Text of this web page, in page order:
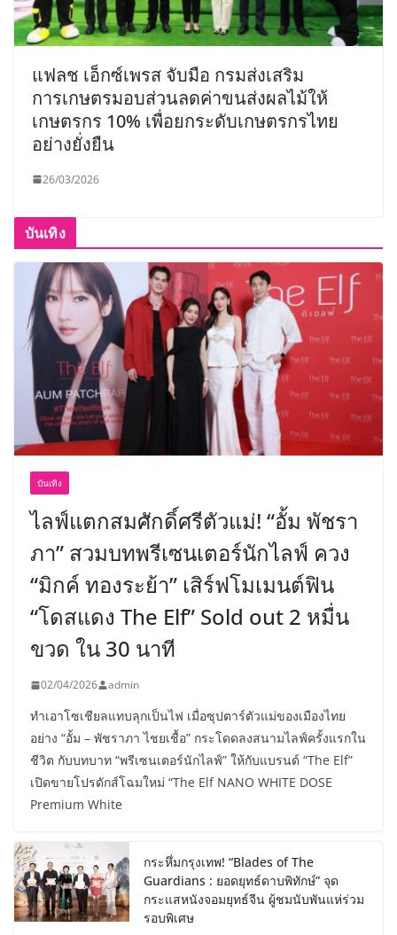
แฟลช เอ็กซ์เพรส จับมือ กรมส่งเสริม
การเกษตรมอบส่วนลดค่าขนส่งผลไม้ให้
เกษตรกร 10% เพื่อยกระดับเกษตรกรไทย
อย่างยั่งยืน
26/03/2026
บันเทิง
บันเทิง
ไลฟ์แตกสมศักดิ์ศรีตัวแม่! “อั้ม พัชรา
ภา” สวมบทพรีเซนเตอร์นักไลฟ์ ควง
“มิกค์ ทองระย้า” เสิร์ฟโมเมนต์ฟิน
“โดสแดง The Elf” Sold out 2 หมื่น
ขวด ใน 30 นาที
02/04/2026 admin
ทำเอาโซเชียลแทบลุกเป็นไฟ เมื่อซุปตาร์ตัวแม่ของเมืองไทย
อย่าง “อั้ม – พัชราภา ไชยเชื้อ” กระโดดลงสนามไลฟ์ครั้งแรกใน
ชีวิต กับบทบาท “พรีเซนเตอร์นักไลฟ์” ให้กับแบรนด์ “The Elf”
เปิดขายโปรดักส์โฉมใหม่ “The Elf NANO WHITE DOSE
Premium White
กระหึ่มกรุงเทพ! “Blades of The
Guardians : ยอดยุทธ์ดาบพิทักษ์” จุด
กระแสหนังจอมยุทธ์จีน ผู้ชมนับพันแห่ร่วม
รอบพิเศษ